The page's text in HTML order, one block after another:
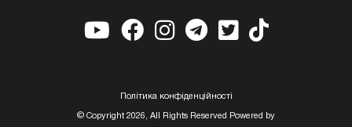
Полiтика конфiденцiйностi
© Copyright 2026, All Rights Reserved Powered by